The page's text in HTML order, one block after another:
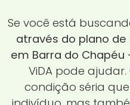
Se você está
através do plano
em Barra do Chapéu
ViDA pode
condição séria